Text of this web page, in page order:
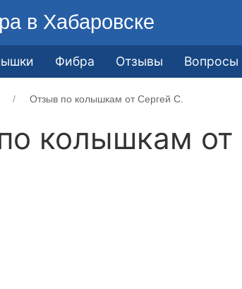
в Хабаровске
Фибра Отзывы Вопросы
Отзыв по колышкам от Сергей С.
колышкам от